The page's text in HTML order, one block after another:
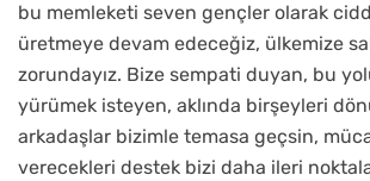
bu memleketi seven gençler olarak
üretmeye devam edeceğiz, ülkemize
zorundayız. Bize sempati duyan, bu
yürümek isteyen, aklında birşeyleri
arkadaşlar bizimle temasa geçsin,
verecekleri destek bizi daha ileri